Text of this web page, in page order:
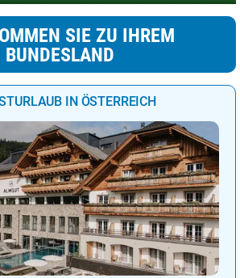
SIE ZU IHREM
BUNDESLAND
IN ÖSTERREICH